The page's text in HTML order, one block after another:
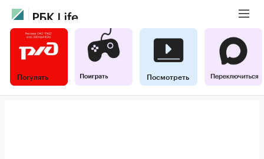
Погулять Посмотреть